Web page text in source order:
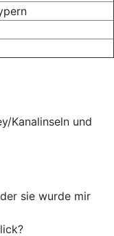
Kanalinseln und
sie wurde mir